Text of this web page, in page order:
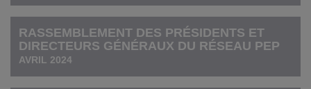
RASSEMBLEMENT DES PRÉSIDENTS ET
DIRECTEURS GÉNÉRAUX DU RÉSEAU PEP
AVRIL 2024